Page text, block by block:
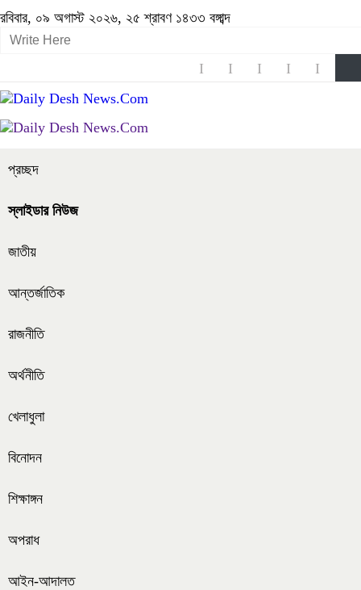
রবিবার, ০৯ অগাস্ট ২০২৬, ২৫ শ্রাবণ ১৪৩৩ বঙ্গাব্দ
প্রচ্ছদ
স্লাইডার নিউজ
জাতীয়
আন্তর্জাতিক
রাজনীতি
অর্থনীতি
খেলাধুলা
বিনোদন
শিক্ষাঙ্গন
অপরাধ
আইন-আদালত